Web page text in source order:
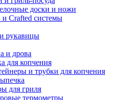
доски и ножи
и Crafted системы
рукавицы
и дрова
для копчения
и трубки для копчения
для гриля
термометры